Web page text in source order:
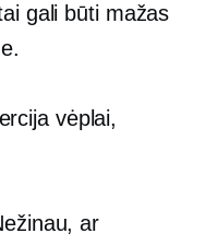
gali būti mažas
vėplai,
ar